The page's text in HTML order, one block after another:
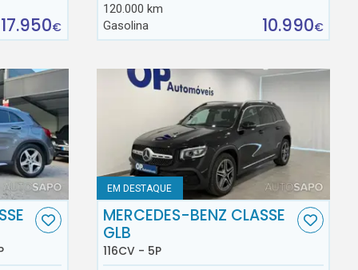
17.950€
120.000 km
Gasolina
10.990€
EM DESTAQUE
MERCEDES-BENZ CLASSE
GLB
116CV - 5P